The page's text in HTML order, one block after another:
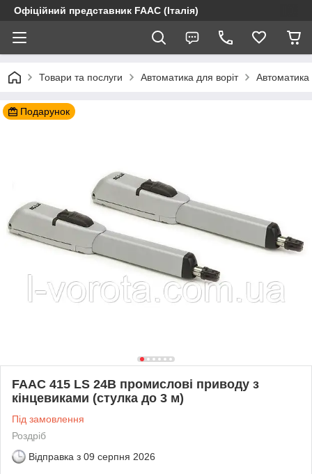
Офіційний представник FAAC (Італія)
Товари та послуги Автоматика для воріт Автоматика
Подарунок
FAAC 415 LS 24В промислові приводу з
кінцевиками (стулка до 3 м)
Під замовлення
Роздріб
Відправка з 09 серпня 2026